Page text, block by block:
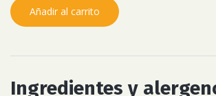
Añadir al carrito
Ingredientes y